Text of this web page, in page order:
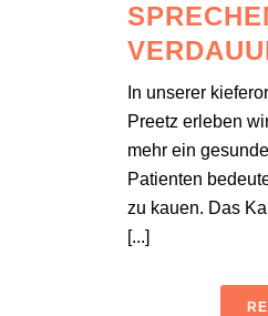
In unserer
Preetz erleben
mehr ein
Patienten
zu kauen. Das
[...]